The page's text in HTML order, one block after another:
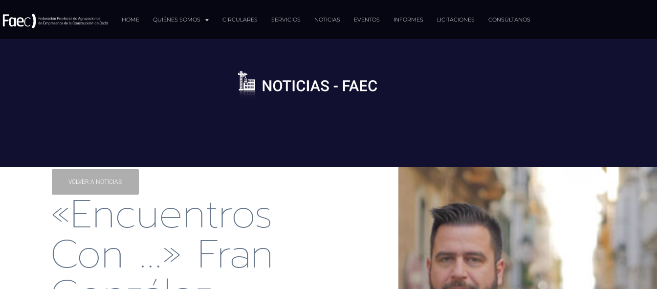
HOME QUIÉNES SOMOS CIRCULARES SERVICIOS NOTICIAS EVENTOS INFORMES LICITACIONES CONSÚLTANOS
VOLVER A NOTICIAS
«Encuentros
Con …» Fran